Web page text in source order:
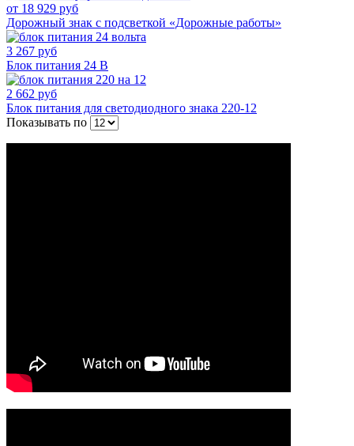
от 18 929 руб
Дорожный знак с подсветкой «Дорожные работы»
3 267 руб
Блок питания 24 В
2 662 руб
Блок питания для светодиодного знака 220-12
Показывать по